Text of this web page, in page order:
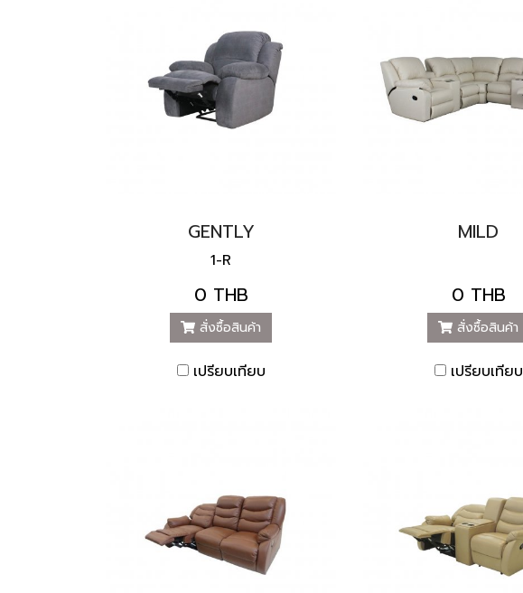
GENTLY
1-R
0 THB
สั่งซื้อสินค้า
เปรียบเทียบ
MILD
0 THB
สั่งซื้อสินค้า
เปรียบเทียบ